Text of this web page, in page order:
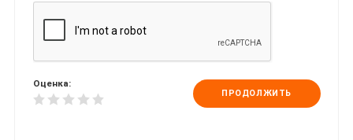
Оценка:
ПРОДОЛЖИТЬ